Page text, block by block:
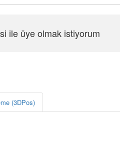
ile üye olmak istiyorum
(3DPos)